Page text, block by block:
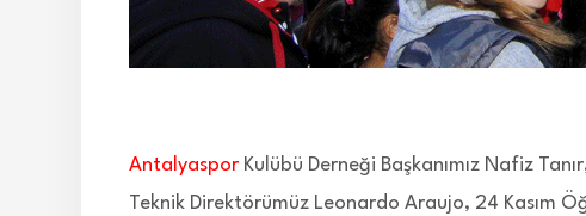
Antalyaspor Kulübü Derneği Başkanımız Nafiz
Teknik Direktörümüz Leonardo Araujo, 24 Kasım